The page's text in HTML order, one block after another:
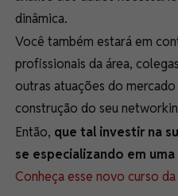
dinâmica.
Você também estará em
profissionais da área,
outras atuações do
construção do seu
Então, que tal investir na
se especializando em
Conheça esse novo curso